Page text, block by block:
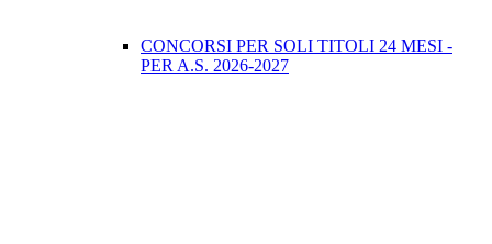
CONCORSI PER SOLI TITOLI 24 MESI -
PER A.S. 2026-2027